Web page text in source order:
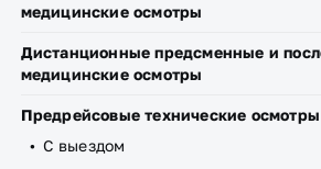
медицинские осмотры
Дистанционные предсменные и
медицинские осмотры
Предрейсовые технические осмотры
С выездом